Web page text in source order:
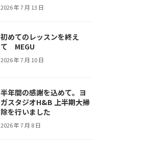
2026 年 7 月 13 日
初めてのレッスンを終え
て MEGU
2026 年 7 月 10 日
半年間の感謝を込めて。ヨ
ガスタジオH&B 上半期大掃
除を行いました
2026 年 7 月 8 日